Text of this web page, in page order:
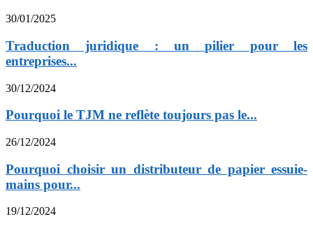
30/01/2025
Traduction juridique : un pilier pour les
entreprises...
30/12/2024
Pourquoi le TJM ne reflète toujours pas le...
26/12/2024
Pourquoi choisir un distributeur de papier essuie-
mains pour...
19/12/2024